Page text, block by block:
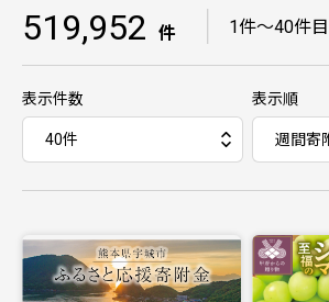
519,952 件 1件〜40件目
表示件数 表示順